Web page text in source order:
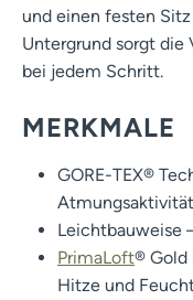
und einen festen
Untergrund sorgt die
bei jedem Schritt.
MERKMALE
GORE-TEX®
Atmungsaktivität
Leichtbauweise
PrimaLoft® Gold
Hitze und